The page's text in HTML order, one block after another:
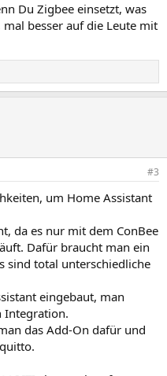
Du Zigbee einsetzt, was
besser auf die Leute mit
#3
um Home Assistant
da es nur mit dem ConBee
Dafür braucht man ein
sind total unterschiedliche
eingebaut, man
Integration.
das Add-On dafür und